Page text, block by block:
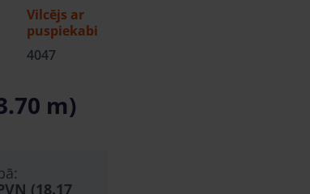
Vilcējs ar
puspiekabi
4047
m)
(18.17